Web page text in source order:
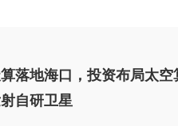
落地海口，投资布局太空
自研卫星